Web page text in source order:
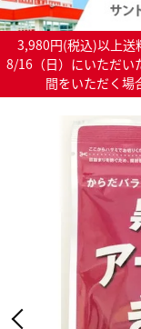
3,980円(税込)以上送
8/16（日）にいただい
間をいただく場